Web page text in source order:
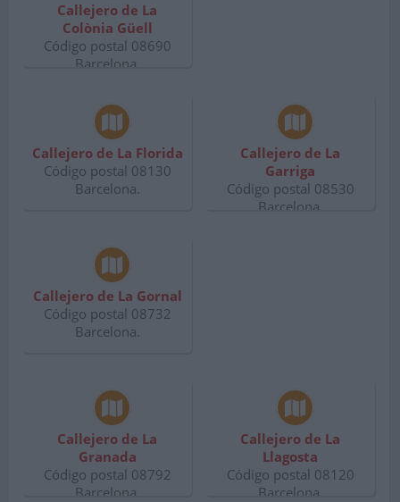
Callejero de La
Colònia Güell
Código postal 08690
Barcelona.
Callejero de La Florida
Código postal 08130
Barcelona.
Callejero de La
Garriga
Código postal 08530
Barcelona.
Callejero de La Gornal
Código postal 08732
Barcelona.
Callejero de La
Granada
Código postal 08792
Barcelona.
Callejero de La
Llagosta
Código postal 08120
Barcelona.